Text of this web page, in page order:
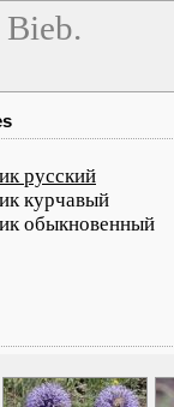
русский
курчавый
обыкновенный